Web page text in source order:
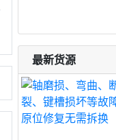
最新货源